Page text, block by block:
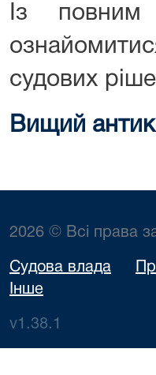
Із
судових
Вищий
2026 © Всі права
Судова влада
Інше
v1.38.1